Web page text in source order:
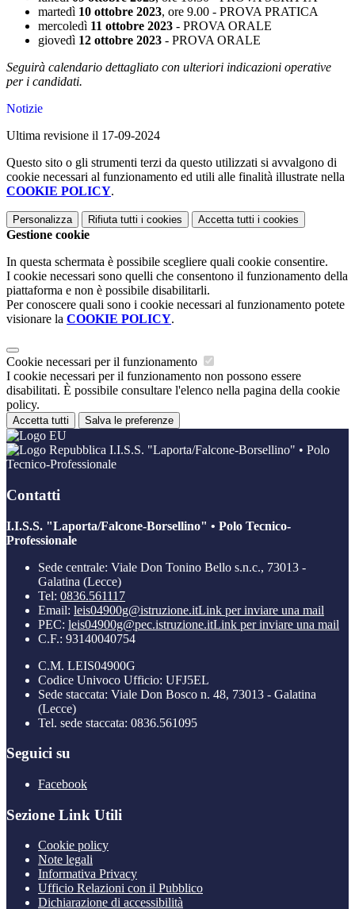
martedì 10 ottobre 2023, ore 9.00 - PROVA PRATICA
mercoledì 11 ottobre 2023 - PROVA ORALE
giovedì 12 ottobre 2023 - PROVA ORALE
Seguirà calendario dettagliato con ulteriori indicazioni operative
per i candidati.
Notizie
Ultima revisione il 17-09-2024
Questo sito o gli strumenti terzi da questo utilizzati si avvalgono di
cookie necessari al funzionamento ed utili alle finalità illustrate nella
COOKIE POLICY.
Personalizza Rifiuta tutti i cookies Accetta tutti i cookies
Gestione cookie
In questa schermata è possibile scegliere quali cookie consentire.
I cookie necessari sono quelli che consentono il funzionamento della
piattaforma e non è possibile disabilitarli.
Per conoscere quali sono i cookie necessari al funzionamento potete
visionare la COOKIE POLICY.
Cookie necessari per il funzionamento
I cookie necessari per il funzionamento non possono essere
disabilitati. È possibile consultare l'elenco nella pagina della cookie
policy.
Accetta tutti Salva le preferenze
I.I.S.S. "Laporta/Falcone-Borsellino" • Polo
Tecnico-Professionale
Contatti
I.I.S.S. "Laporta/Falcone-Borsellino" • Polo Tecnico-
Professionale
Sede centrale: Viale Don Tonino Bello s.n.c., 73013 -
Galatina (Lecce)
Tel: 0836.561117
Email: leis04900g@istruzione.itLink per inviare una mail
PEC: leis04900g@pec.istruzione.itLink per inviare una mail
C.F.: 93140040754
C.M. LEIS04900G
Codice Univoco Ufficio: UFJ5EL
Sede staccata: Viale Don Bosco n. 48, 73013 - Galatina
(Lecce)
Tel. sede staccata: 0836.561095
Seguici su
Facebook
Sezione Link Utili
Cookie policy
Note legali
Informativa Privacy
Ufficio Relazioni con il Pubblico
Dichiarazione di accessibilità